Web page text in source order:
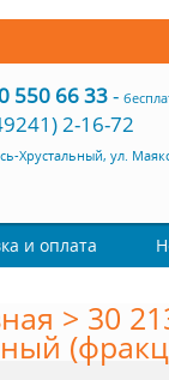
550 66 33-
2-16-72
Хрустальный, ул.
и оплата
> 30